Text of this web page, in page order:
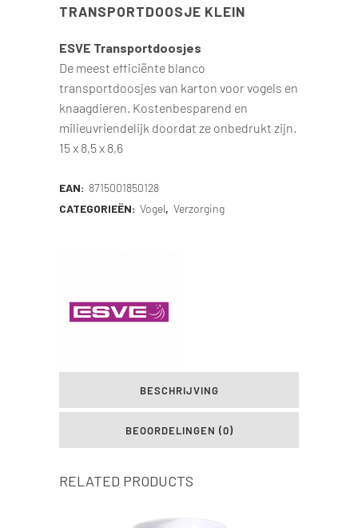
TRANSPORTDOOSJE KLEIN
ESVE Transportdoosjes
De meest efficiënte blanco
transportdoosjes van karton voor vogels en
knaagdieren. Kostenbesparend en
milieuvriendelijk doordat ze onbedrukt zijn.
15 x 8,5 x 8,6
EAN: 8715001850128
CATEGORIEËN: Vogel, Verzorging
BESCHRIJVING
BEOORDELINGEN (0)
RELATED PRODUCTS